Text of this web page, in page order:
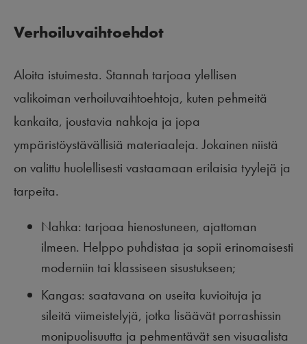
Verhoiluvaihtoehdot
Aloita istuimesta. Stannah tarjoaa ylellisen
valikoiman verhoiluvaihtoehtoja, kuten pehmeitä
kankaita, joustavia nahkoja ja jopa
ympäristöystävällisiä materiaaleja. Jokainen niistä
on valittu huolellisesti vastaamaan erilaisia tyylejä ja
tarpeita.
Nahka: tarjoaa hienostuneen, ajattoman
ilmeen. Helppo puhdistaa ja sopii erinomaisesti
moderniin tai klassiseen sisustukseen;
Kangas: saatavana on useita kuvioituja ja
sileitä viimeistelyjä, jotka lisäävät porrashissin
monipuolisuutta ja pehmentävät sen visuaalista